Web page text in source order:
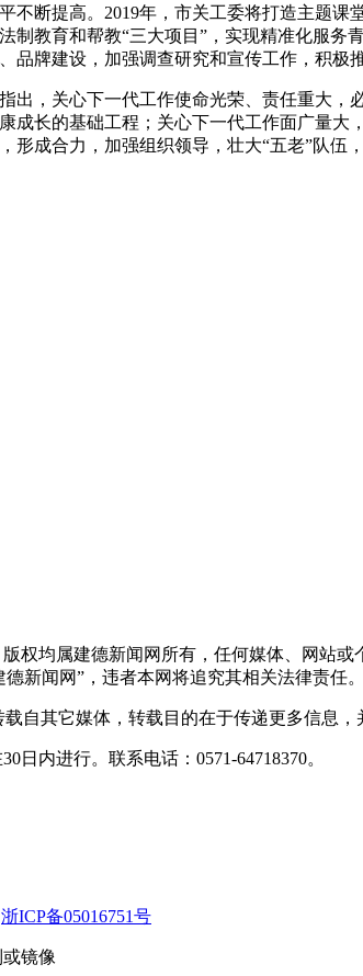
断提高。2019年，市关工委将打造主题
教育和帮教“三大项目”，实现精准化服务
牌建设，加强调查研究和宣传工作，积极
出，关心下一代工作使命光荣、责任重大
成长的基础工程；关心下一代工作面广量
形成合力，加强组织领导，壮大“五老”队
权均属建德新闻网所有，任何媒体、网站
新闻网”，违者本网将追究其相关法律责任。
自其它媒体，转载目的在于传递更多信息，
内进行。联系电话：0571-64718370。
浙ICP备05016751号
镜像